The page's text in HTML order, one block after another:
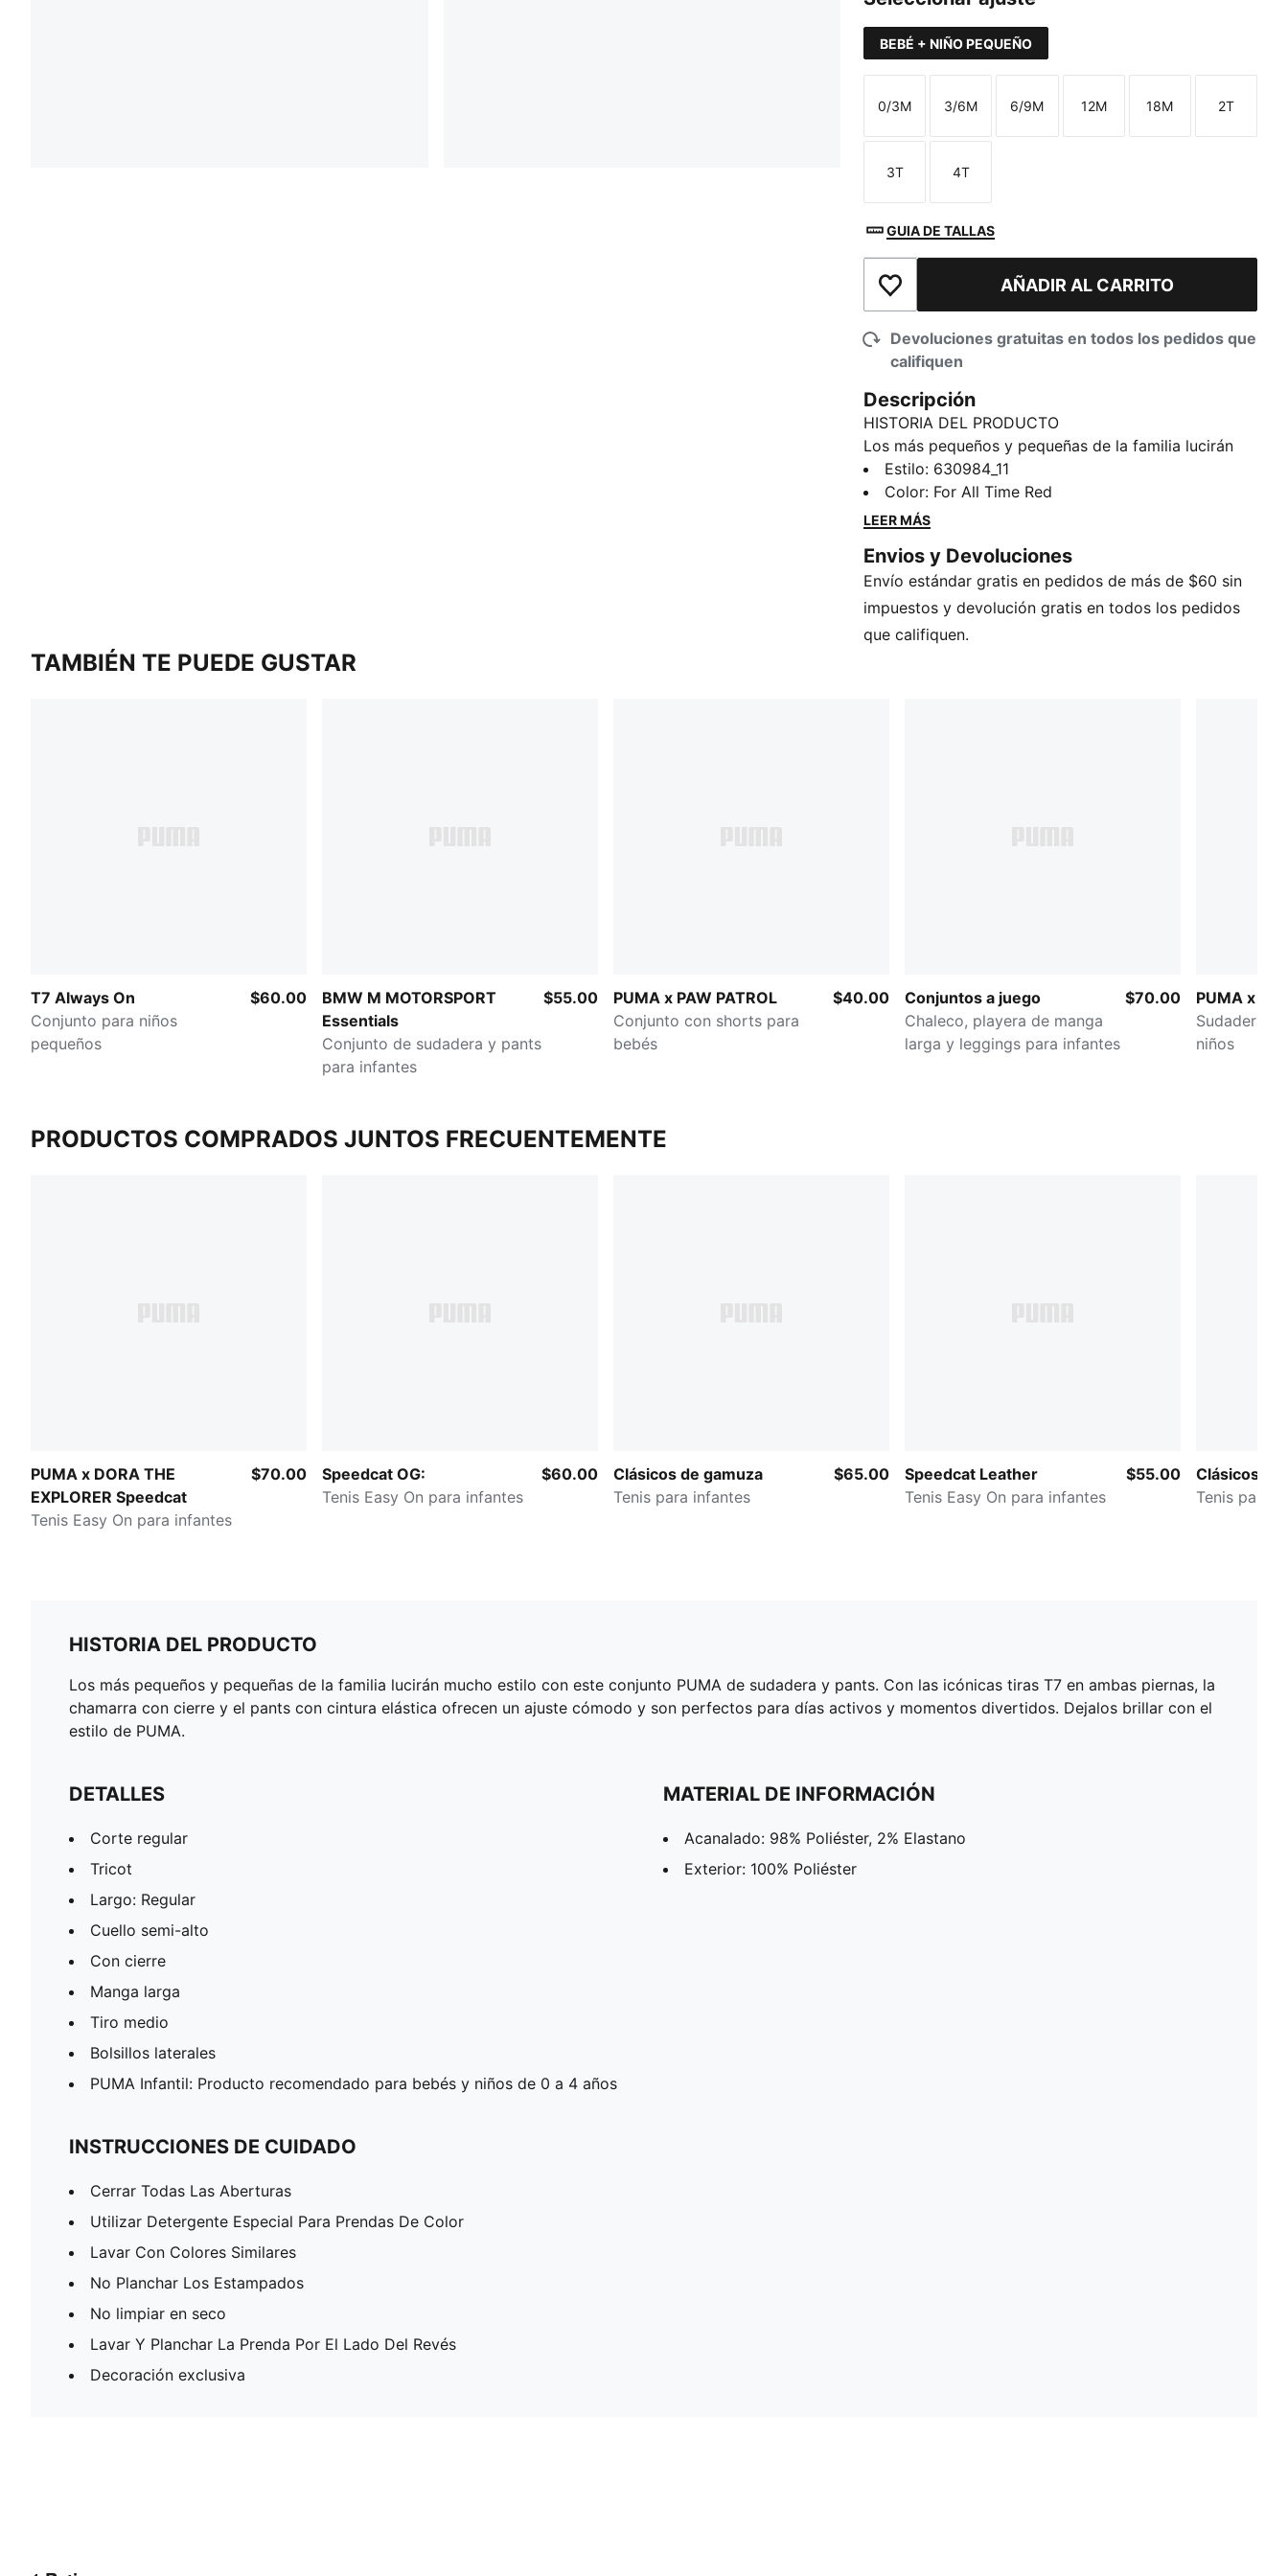
BEBÉ + NIÑO PEQUEÑO
Talla
0/3M
Talla
3/6M
Talla
6/9M
Talla
12M
Talla
18M
Talla
2T
Talla
3T
Talla
4T
GUIA DE TALLAS
Añadir a la lista de deseosAÑADIR AL CARRITO
Devoluciones gratuitas en todos los pedidos que
califiquen
Descripción
HISTORIA DEL PRODUCTO
Los más pequeños y pequeñas de la familia lucirán
mucho estilo con este conjunto PUMA de sudadera y
pants. Con las icónicas tiras T7 en ambas piernas, la
chamarra con cierre y el pants con cintura elástica
activos y momentos divertidos. Dejalos brillar con el
estilo de PUMA.
DETALLES
Corte regular
Estilo: 630984_11
Color: For All Time Red
LEER MÁS
Envios y Devoluciones
Envío estándar gratis en pedidos de más de $60 sin
impuestos y devolución gratis en todos los pedidos
que califiquen.
TAMBIÉN TE PUEDE GUSTAR
T7 Always On
Conjunto para niños
pequeños
$60.00
BMW M MOTORSPORT
Essentials
Conjunto de sudadera y pants
para infantes
$55.00
PUMA x PAW PATROL
Conjunto con shorts para
bebés
$40.00
Conjuntos a juego
Chaleco, playera de manga
larga y leggings para infantes
$70.00
PUMA x
Sudadera
niños
PRODUCTOS COMPRADOS JUNTOS FRECUENTEMENTE
PUMA x DORA THE
EXPLORER Speedcat
Tenis Easy On para infantes
$70.00
Speedcat OG:
Tenis Easy On para infantes
$60.00
Clásicos de gamuza
Tenis para infantes
$65.00
Speedcat Leather
Tenis Easy On para infantes
$55.00
Clásicos de
Tenis para
HISTORIA DEL PRODUCTO
Los más pequeños y pequeñas de la familia lucirán mucho estilo con este conjunto PUMA de sudadera y pants. Con las icónicas tiras T7 en ambas piernas, la
chamarra con cierre y el pants con cintura elástica ofrecen un ajuste cómodo y son perfectos para días activos y momentos divertidos. Dejalos brillar con el
estilo de PUMA.
DETALLES
Corte regular
Tricot
Largo: Regular
Cuello semi-alto
Con cierre
Manga larga
Tiro medio
Bolsillos laterales
PUMA Infantil: Producto recomendado para bebés y niños de 0 a 4 años
MATERIAL DE INFORMACIÓN
Acanalado: 98% Poliéster, 2% Elastano
Exterior: 100% Poliéster
INSTRUCCIONES DE CUIDADO
Cerrar Todas Las Aberturas
Utilizar Detergente Especial Para Prendas De Color
Lavar Con Colores Similares
No Planchar Los Estampados
No limpiar en seco
Lavar Y Planchar La Prenda Por El Lado Del Revés
Decoración exclusiva